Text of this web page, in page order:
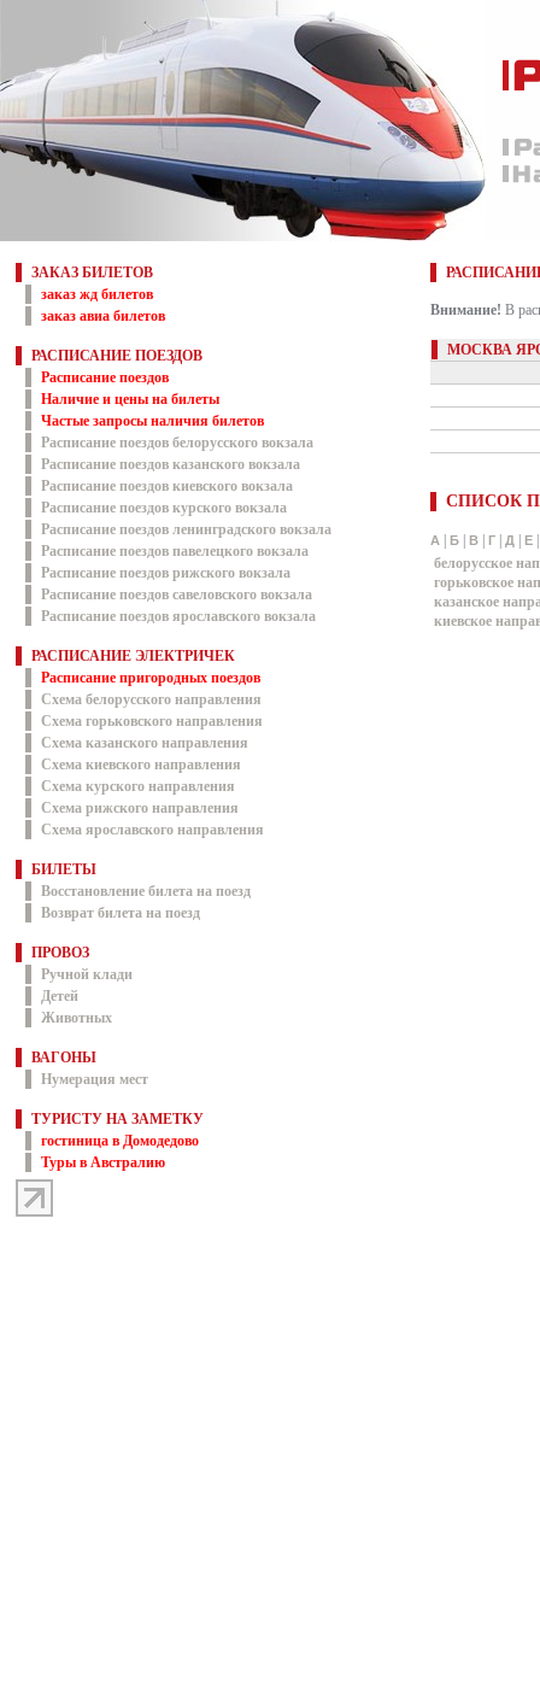
ЗАКАЗ БИЛЕТОВ
заказ жд билетов
заказ авиа билетов
РАСПИСАНИЕ ПОЕЗДОВ
Расписание поездов
Наличие и цены на билеты
Частые запросы наличия билетов
Расписание поездов белорусского вокзала
Расписание поездов казанского вокзала
Расписание поездов киевского вокзала
Расписание поездов курского вокзала
Расписание поездов ленинградского вокзала
Расписание поездов павелецкого вокзала
Расписание поездов рижского вокзала
Расписание поездов савеловского вокзала
Расписание поездов ярославского вокзала
РАСПИСАНИЕ ЭЛЕКТРИЧЕК
Расписание пригородных поездов
Схема белорусского направления
Схема горьковского направления
Схема казанского направления
Схема киевского направления
Схема курского направления
Схема рижского направления
Схема ярославского направления
БИЛЕТЫ
Восстановление билета на поезд
Возврат билета на поезд
ПРОВОЗ
Ручной клади
Детей
Животных
ВАГОНЫ
Нумерация мест
ТУРИСТУ НА ЗАМЕТКУ
гостиница в Домодедово
Туры в Австралию
Внимание! В
МОСКВА
СПИСОК
А Б В Г Д Е
белорусское
горьковское
казанское
киевское